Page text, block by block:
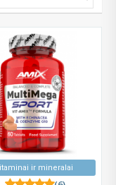
ir mineralai